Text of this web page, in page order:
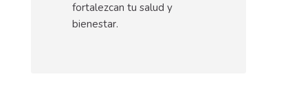
fortalezcan tu salud y
bienestar.